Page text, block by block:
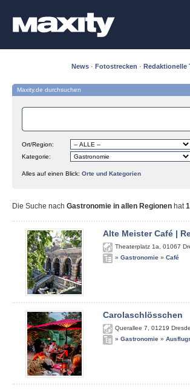
News · Fotostrecken · Redaktionelle
Maxity.de durchsuchen
Ort/Region:
Kategorie:
Alles auf einen Blick: Orte und Kategorien
Die Suche nach Gastronomie in allen Regionen hat
Alte Meister Café |
Theaterplatz 1a 01067
» Gastronomie » Café
Carolaschlösschen
Querallee 7 01219
» Gastronomie »